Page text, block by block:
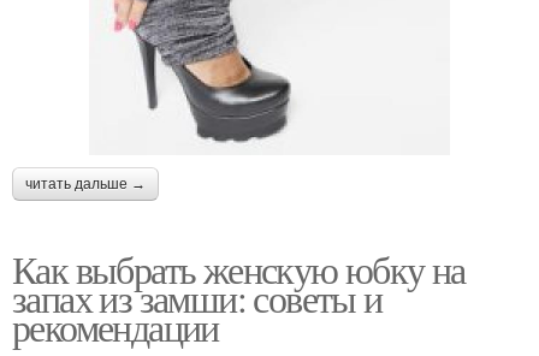
читать дальше →
Как выбрать женскую юбку на
запах из замши: советы и
рекомендации